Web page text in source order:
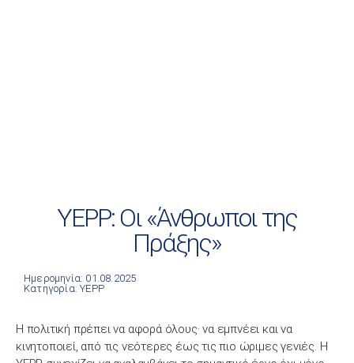
YEPP: Οι «Άνθρωποι της
Πράξης»
Ημερομηνία: 01.08.2025
Κατηγορία:YEPP
Η πολιτική πρέπει να αφορά όλους· να εμπνέει και να
κινητοποιεί, από τις νεότερες έως τις πιο ώριμες γενιές. Η